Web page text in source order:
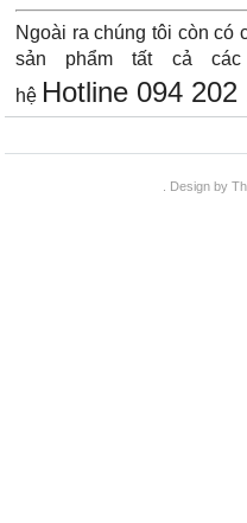
Ngoài ra chúng tôi còn có
sản phẩm tất cả các
hệ Hotline 094 202
. Design by